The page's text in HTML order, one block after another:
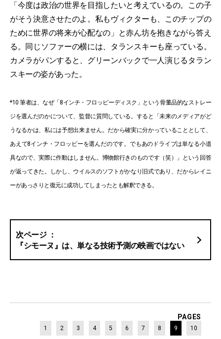
「今度は政治の世界を目指したいと考えているの。この子
がそう決意させたのよ。私もヴィクターも、このチップの
ために世界の将来が心配なの」と赤ん坊を抱きながら答え
る。同じソファーの横には、タランスキーも座っている。
カメラがパンすると、グリーンバックで一人演じるタラン
スキーの姿があった。
*10 筆者は、なぜ「8インチ・フロッピーディスク」という骨董品的なストレー
ジを選んだのかについて、監督に質問している。すると「未来のメディアがど
うなるかは、私には予想出来ません。だから確実に分かっていることとして、
あえて8インチ・フロッピーを選んだのです。でもあのドライブは単なる小道
具なので、実際に作動はしません。博物館行きのものです（笑）」という回答
が返ってきた。しかし、ウイルスのソフトがかなり旧式であり、だからレイニ
ーがあっさりと復元に成功してしまったとも解釈できる。
『シモーヌ』は、単なる技術予測の映画ではない
PAGES
1 2 3 4 5 6 7 8 9 10